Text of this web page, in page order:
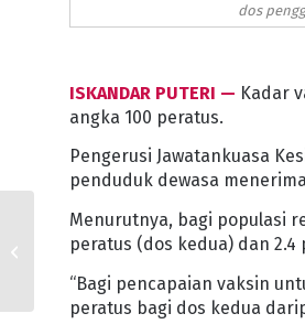
dos
ISKANDAR PUTERI — Kadar
angka 100 peratus.
Pengerusi Jawatankuasa
penduduk dewasa
Menurutnya, bagi populasi
peratus (dos kedua) dan
“Bagi pencapaian vaksin
peratus bagi dos kedua
56 DUN JOHOR TERIMA
PERUNTUKAN LAKSANA
TIGA PROGRAM